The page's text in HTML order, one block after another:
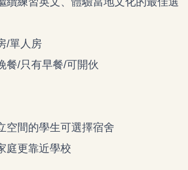
/單人房
餐/只有早餐/可開伙
空間的學生可選擇宿舍
庭更靠近學校